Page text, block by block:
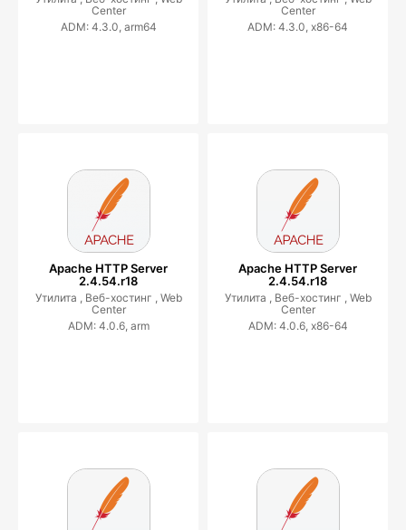
Center
ADM: 4.3.0, arm64
Center
ADM: 4.3.0, x86-64
Apache HTTP Server
2.4.54.r18
Утилита , Веб-хостинг , Web
Center
ADM: 4.0.6, arm
Apache HTTP Server
2.4.54.r18
Утилита , Веб-хостинг , Web
Center
ADM: 4.0.6, x86-64